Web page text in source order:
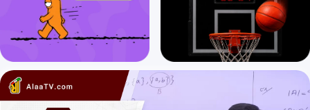
آشنایی با مبانی ریاضیات (قسمت اول)، حل تست منطق ریاضی (قسمت اول)
35 دقیقه
جزوه کارگاه نکته و تست آمار و احتمال یازدهم
1401/12/28